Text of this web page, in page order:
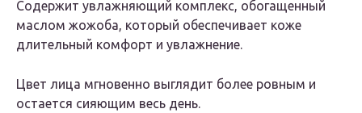
Содержит увлажняющий комплекс, обогащенный
маслом жожоба, который обеспечивает коже
длительный комфорт и увлажнение.
Цвет лица мгновенно выглядит более ровным и
остается сияющим весь день.